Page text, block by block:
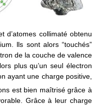
d’atomes collimaté obtenu
lls sont alors “touchés”
de la couche de valence
plus qu’un seul électron
ayant une charge positive,
est bien maîtrisé grâce à
Grâce à leur charge